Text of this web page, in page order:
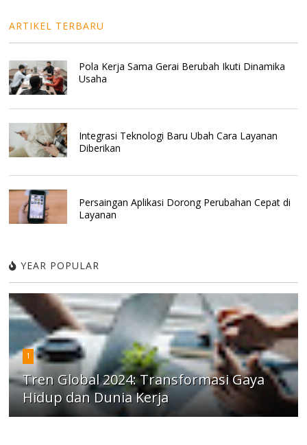
ARTIKEL TERBARU
Pola Kerja Sama Gerai Berubah Ikuti Dinamika
Usaha
Integrasi Teknologi Baru Ubah Cara Layanan
Diberikan
Persaingan Aplikasi Dorong Perubahan Cepat di
Layanan
YEAR POPULAR
1
Tren Global 2024: Transformasi Gaya
Hidup dan Dunia Kerja